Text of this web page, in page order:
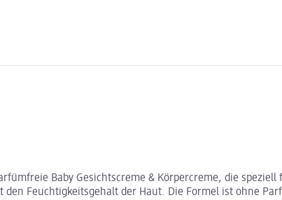
Baby Gesichtscreme & Körpercreme, die
Feuchtigkeitsgehalt der Haut. Die Formel ist ohne